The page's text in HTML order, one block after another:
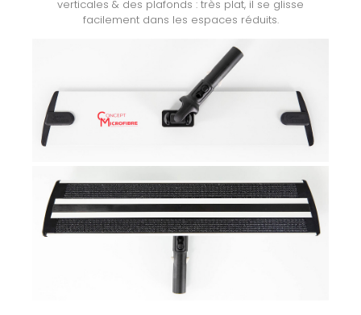
verticales & des plafonds : très plat, il se glisse
facilement dans les espaces réduits.